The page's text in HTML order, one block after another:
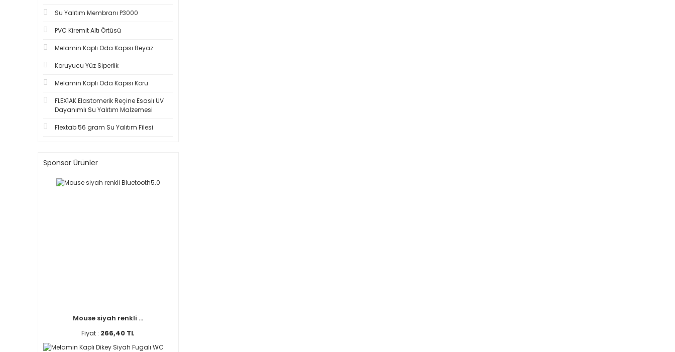
Su Yalıtım Membranı P3000
PVC Kiremit Altı Örtüsü
Melamin Kaplı Oda Kapısı Beyaz
Koruyucu Yüz Siperlik
Melamin Kaplı Oda Kapısı Koru
FLEX1AK Elastomerik Reçine Esaslı UV
Dayanımlı Su Yalıtım Malzemesi
Flextab 56 gram Su Yalıtım Filesi
Sponsor Ürünler
Mouse siyah renkli ...
Fiyat : 266,40 TL